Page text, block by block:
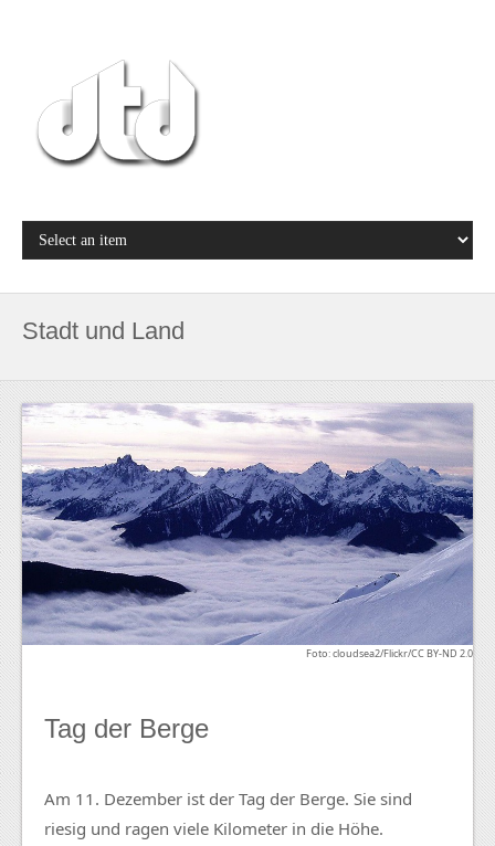
Stadt und Land
Foto: cloudsea2/Flickr/CC BY-ND 2.0
Tag der Berge
Am 11. Dezember ist der Tag der Berge. Sie sind
riesig und ragen viele Kilometer in die Höhe.